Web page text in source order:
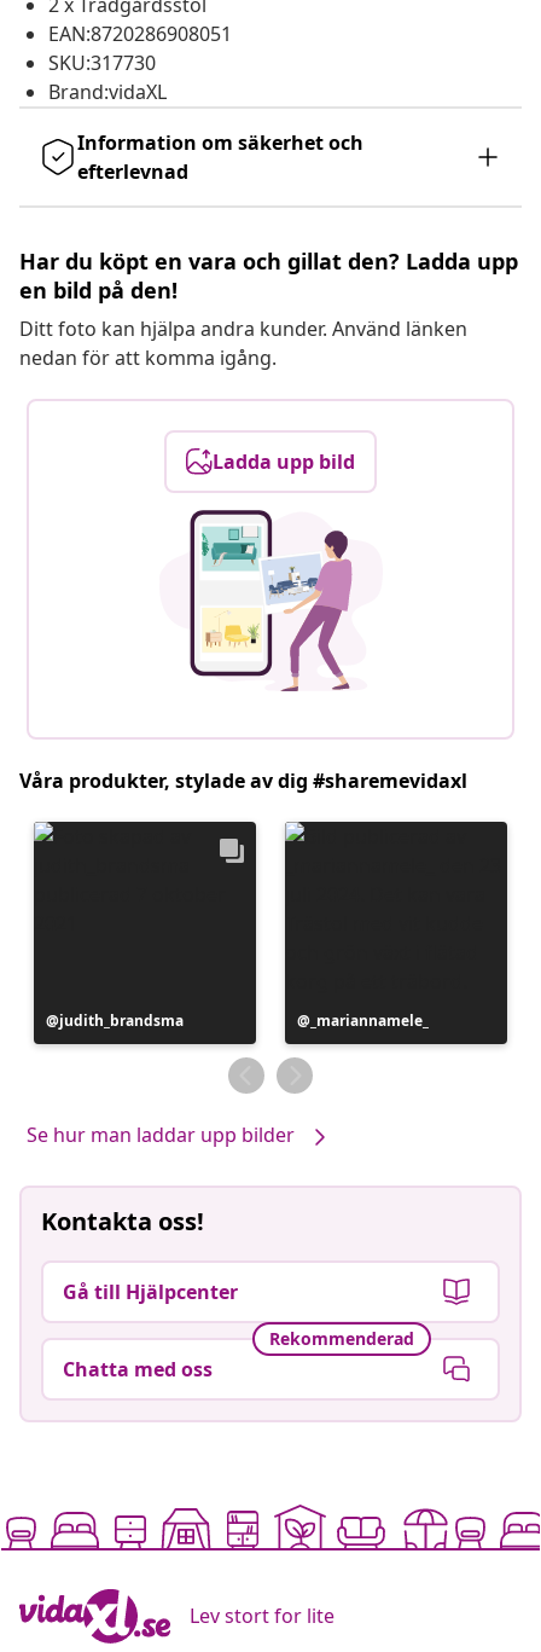
EAN:8720286908051
SKU:317730
Brand:vidaXL
Information om säkerhet och
efterlevnad
Har du köpt en vara och gillat den? Ladda upp
en bild på den!
Ditt foto kan hjälpa andra kunder. Använd länken
nedan för att komma igång.
Ladda upp bild
Våra produkter, stylade av dig #sharemevidaxl
Inlägg
publicerat
judith_brandsma
Inlägg
publicerat
av
_mariannamele_
Se hur man laddar upp bilder
Kontakta oss!
Gå till Hjälpcenter
Rekommenderad
Chatta med oss
Lev stort for lite